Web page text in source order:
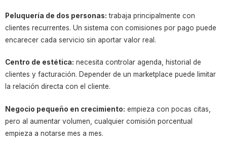
Peluquería de dos personas: trabaja principalmente con
clientes recurrentes. Un sistema con comisiones por pago puede
encarecer cada servicio sin aportar valor real.
Centro de estética: necesita controlar agenda, historial de
clientes y facturación. Depender de un marketplace puede limitar
la relación directa con el cliente.
Negocio pequeño en crecimiento: empieza con pocas citas,
pero al aumentar volumen, cualquier comisión porcentual
empieza a notarse mes a mes.